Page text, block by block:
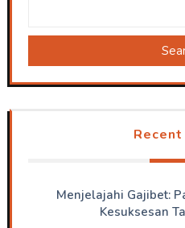
Menjelajahi Gajibet:
Kesuksesan